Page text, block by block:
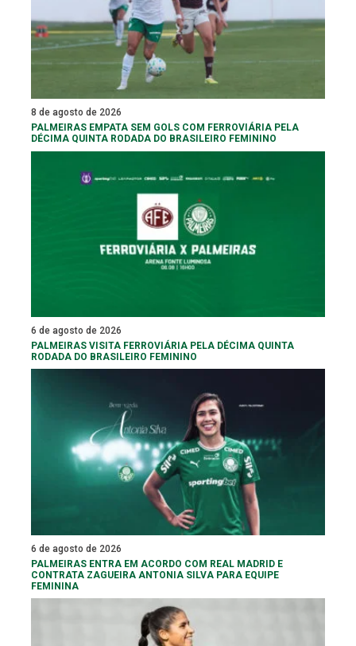
8 de agosto de 2026
PALMEIRAS EMPATA SEM GOLS COM FERROVIÁRIA PELA
DÉCIMA QUINTA RODADA DO BRASILEIRO FEMININO
6 de agosto de 2026
PALMEIRAS VISITA FERROVIÁRIA PELA DÉCIMA QUINTA
RODADA DO BRASILEIRO FEMININO
6 de agosto de 2026
PALMEIRAS ENTRA EM ACORDO COM REAL MADRID E
CONTRATA ZAGUEIRA ANTONIA SILVA PARA EQUIPE
FEMININA